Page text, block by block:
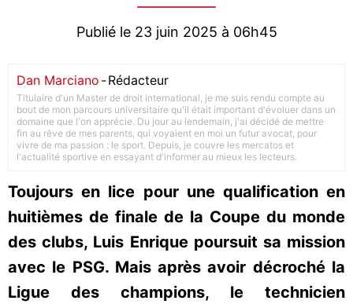
Publié le 23 juin 2025 à 06h45
Dan Marciano -Rédacteur
Titulaire d'un Master de droit international, je me suis rendu compte au
bout de mon parcours universitaire qu'il était important d'évoluer dans un
domaine que l'on apprécie. Du jour au lendemain, j'ai décidé de mettre
fin au rêve de mes parents, qui voyaient en moi un futur avocat, pour
vivre de ma passion : le sport. Depuis, je couvre les mercatos et
l'actualité sportive en essayant d'informer au mieux les lecteurs.
Toujours en lice pour une qualification en
huitièmes de finale de la Coupe du monde
des clubs, Luis Enrique poursuit sa mission
avec le PSG. Mais après avoir décroché la
Ligue des champions, le technicien